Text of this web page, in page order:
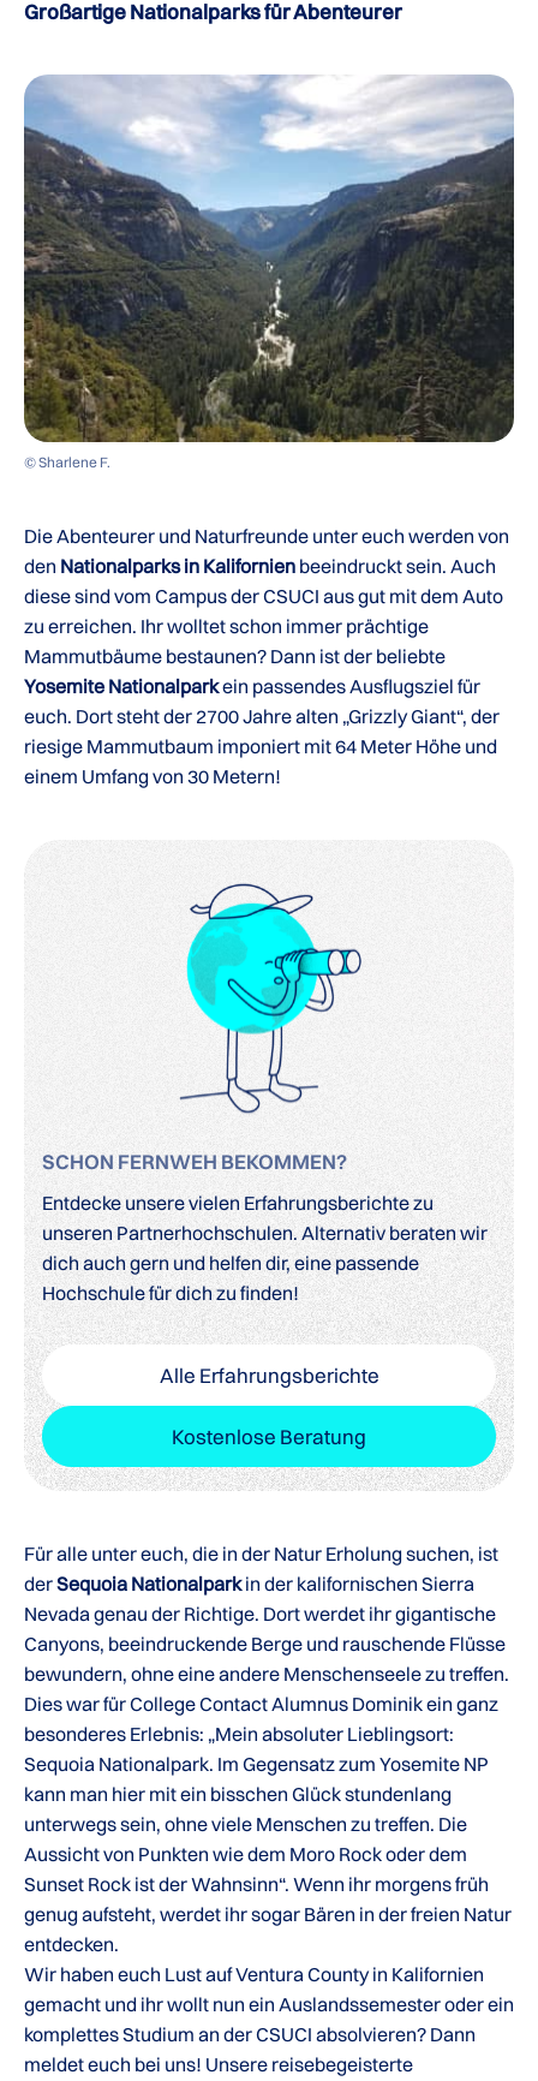
Großartige Nationalparks für Abenteurer
© Sharlene F.
Die Abenteurer und Naturfreunde unter euch werden von
den Nationalparks in Kalifornien beeindruckt sein. Auch
diese sind vom Campus der CSUCI aus gut mit dem Auto
zu erreichen. Ihr wolltet schon immer prächtige
Mammutbäume bestaunen? Dann ist der beliebte
Yosemite Nationalparkein passendes Ausflugsziel für
euch. Dort steht der 2700 Jahre alten „Grizzly Giant“, der
riesige Mammutbaum imponiert mit 64 Meter Höhe und
einem Umfang von 30 Metern!
SCHON FERNWEH BEKOMMEN?
Entdecke unsere vielen Erfahrungsberichte zu
unseren Partnerhochschulen. Alternativ beraten wir
dich auch gern und helfen dir, eine passende
Hochschule für dich zu finden!
Alle Erfahrungsberichte
Kostenlose Beratung
Für alle unter euch, die in der Natur Erholung suchen, ist
derSequoia Nationalparkin der kalifornischen Sierra
Nevada genau der Richtige. Dort werdet ihr gigantische
Canyons, beeindruckende Berge und rauschende Flüsse
bewundern, ohne eine andere Menschenseele zu treffen.
Dies war für College Contact Alumnus Dominik ein ganz
besonderes Erlebnis: „Mein absoluter Lieblingsort:
Sequoia Nationalpark. Im Gegensatz zum Yosemite NP
kann man hier mit ein bisschen Glück stundenlang
unterwegs sein, ohne viele Menschen zu treffen. Die
Aussicht von Punkten wie dem Moro Rock oder dem
Sunset Rock ist der Wahnsinn“. Wenn ihr morgens früh
genug aufsteht, werdet ihr sogar Bären in der freien Natur
entdecken.
Wir haben euch Lust auf Ventura County in Kalifornien
gemacht und ihr wollt nun ein Auslandssemester oder ein
komplettes Studium an der CSUCI absolvieren? Dann
meldet euch bei uns! Unsere reisebegeisterte